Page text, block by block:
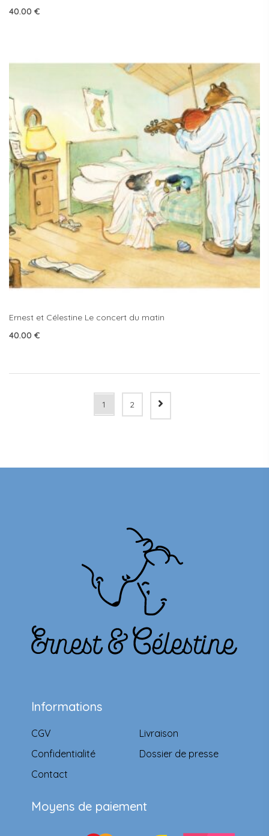
40.00 €
Ernest et Célestine Le concert du matin
40.00 €
1 2
Informations
CGV
Confidentialité
Contact
Livraison
Dossier de presse
Moyens de paiement